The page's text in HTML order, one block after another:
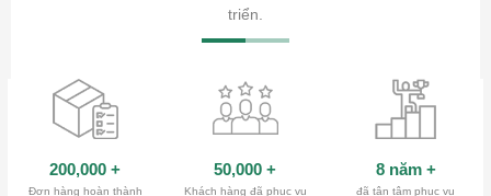
triển.
200,000 +
Đơn hàng hoàn thành
50,000 +
Khách hàng đã phục vụ
8 năm +
đã tận tâm phục vụ